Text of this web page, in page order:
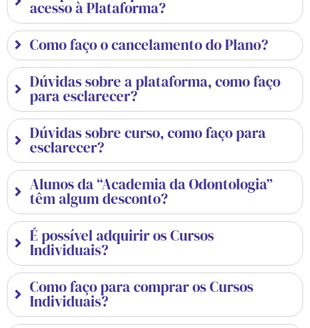
acesso à Plataforma?
Como faço o cancelamento do Plano?
Dúvidas sobre a plataforma, como faço
para esclarecer?
Dúvidas sobre curso, como faço para
esclarecer?
Alunos da “Academia da Odontologia”
têm algum desconto?
É possível adquirir os Cursos
Individuais?
Como faço para comprar os Cursos
Individuais?